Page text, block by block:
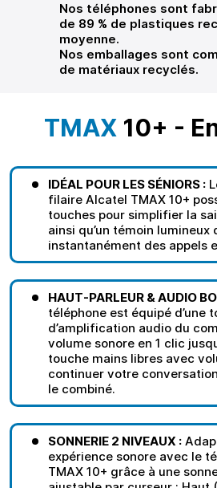
Nos téléphones sont
de 89 % de plastiques
moyenne.
Nos emballages sont
de matériaux recyclés.
TMAX10+ -
IDÉAL POUR LES SÉNIORS :
filaire Alcatel TMAX 10+
touches pour simplifier la
ainsi qu’un témoin
instantanément des appels
HAUT-PARLEUR & AUDIO
téléphone est équipé d’une
d’amplification audio du
volume sonore en 1 clic
touche mains libres avec
continuer votre
le combiné.
SONNERIE 2 NIVEAUX :
expérience sonore avec le
TMAX 10+ grâce à une